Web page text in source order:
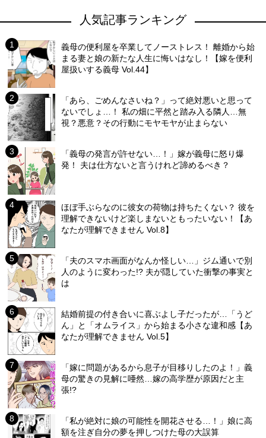
人気記事ランキング
義母の便利屋を卒業してノーストレス！ 離婚から始
まる妻と娘の新たな人生に悔いはなし！【嫁を便利
屋扱いする義母 Vol.44】
「あら、ごめんなさいね？」って絶対悪いと思って
ないでしょ…！ 私の畑に平然と踏み入る隣人…無
視？悪意？その行動にモヤモヤが止まらない
「義母の発言が許せない…！」嫁が義母に怒り爆
発！ 夫は仕方ないと言うけれど諦めるべき？
ほぼ手ぶらなのに彼女の荷物は持ちたくない？ 彼を
理解できないけど楽しまないともったいない！【あ
なたが理解できません Vol.8】
「夫のスマホ画面がなんか怪しい…」ジム通いで別
人のように変わった!? 夫が隠していた衝撃の事実と
は
結婚前提の付き合いに喜ぶよし子だったが…「うど
ん」と「オムライス」から始まる小さな違和感【あ
なたが理解できません Vol.5】
「嫁に問題があるから息子が目移りしたのよ！」義
母の驚きの見解に唖然…嫁の高学歴が原因だと主
張!?
「私が絶対に娘の可能性を開花させる…！」娘に高
額を注ぎ自分の夢を押しつけた母の大誤算